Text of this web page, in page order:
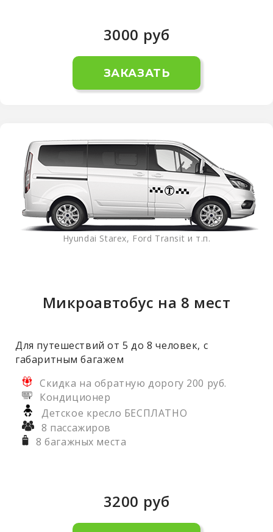
3000 руб
ЗАКАЗАТЬ
Hyundai Starex, Ford Transit и т.п.
Микроавтобус на 8 мест
Для путешествий от 5 до 8 человек, с
габаритным багажем
Скидка на обратную дорогу 200 руб.
Кондиционер
Детское кресло БЕСПЛАТНО
8 пассажиров
8 багажных места
3200 руб